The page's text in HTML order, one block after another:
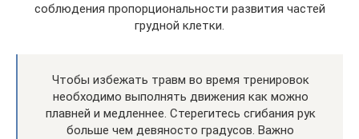
соблюдения пропорциональности развития частей
грудной клетки.
Чтобы избежать травм во время тренировок
необходимо выполнять движения как можно
плавней и медленнее. Стерегитесь сгибания рук
больше чем девяносто градусов. Важно